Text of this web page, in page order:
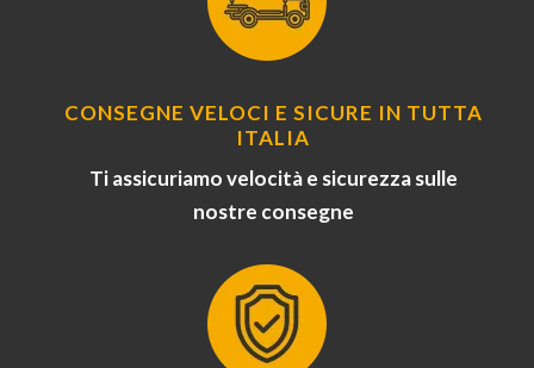
CONSEGNE VELOCI E SICURE IN TUTTA
ITALIA
Ti assicuriamo velocità e sicurezza sulle
nostre consegne